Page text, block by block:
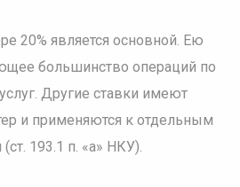
20% является основной. Ею
большинство операций по
Другие ставки имеют
и применяются к отдельным
193.1 п. «а» НКУ).